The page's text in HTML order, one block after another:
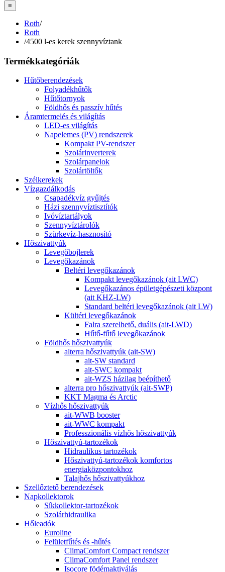
≡
Roth/
Roth
/4500 l-es kerek szennyvíztank
Termékkategóriák
Hűtőberendezések
Folyadékhűtők
Hűtőtornyok
Földhős és passzív hűtés
Áramtermelés és világítás
LED-es világítás
Napelemes (PV) rendszerek
Kompakt PV-rendszer
Szolárinverterek
Szolárpanelok
Szolártöltők
Szélkerekek
Vízgazdálkodás
Csapadékvíz gyűjtés
Házi szennyvíztisztítók
Ivóvíztartályok
Szennyvíztárolók
Szürkevíz-hasznosító
Hőszivattyúk
Levegőbojlerek
Levegőkazánok
Beltéri levegőkazánok
Kompakt levegőkazánok (ait LWC)
Levegőkazános épületgépészeti központ
(ait KHZ-LW)
Standard beltéri levegőkazánok (ait LW)
Kültéri levegőkazánok
Falra szerelhető, duális (ait-LWD)
Hűtő-fűtő levegőkazánok
Földhős hőszivattyúk
alterra hőszivattyúk (ait-SW)
ait-SW standard
ait-SWC kompakt
ait-WZS házilag beépíthető
alterra pro hőszivattyúk (ait-SWP)
KKT Magma és Arctic
Vízhős hőszivattyúk
ait-WWB booster
ait-WWC kompakt
Professzionális vízhős hőszivattyúk
Hőszivattyú-tartozékok
Hidraulikus tartozékok
Hőszivattyú-tartozékok komfortos
energiaközpontokhoz
Talajhős hőszivattyúkhoz
Szellőztető berendezések
Napkollektorok
Síkkollektor-tartozékok
Szolárhidraulika
Hőleadók
Euroline
Felületfűtés és -hűtés
ClimaComfort Compact rendszer
ClimaComfort Panel rendszer
Isocore födémaktiválás